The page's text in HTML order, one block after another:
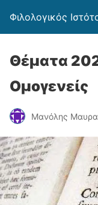
Φιλολογικός
Θέματα
Ομογενείς
Μανόλης